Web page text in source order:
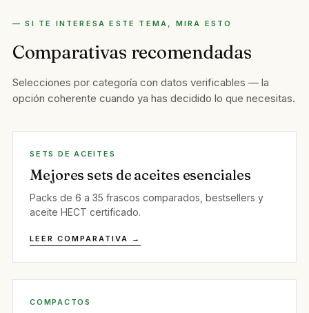
— SI TE INTERESA ESTE TEMA, MIRA ESTO
Comparativas recomendadas
Selecciones por categoría con datos verificables — la
opción coherente cuando ya has decidido lo que necesitas.
SETS DE ACEITES
Mejores sets de aceites esenciales
Packs de 6 a 35 frascos comparados, bestsellers y
aceite HECT certificado.
LEER COMPARATIVA →
COMPACTOS